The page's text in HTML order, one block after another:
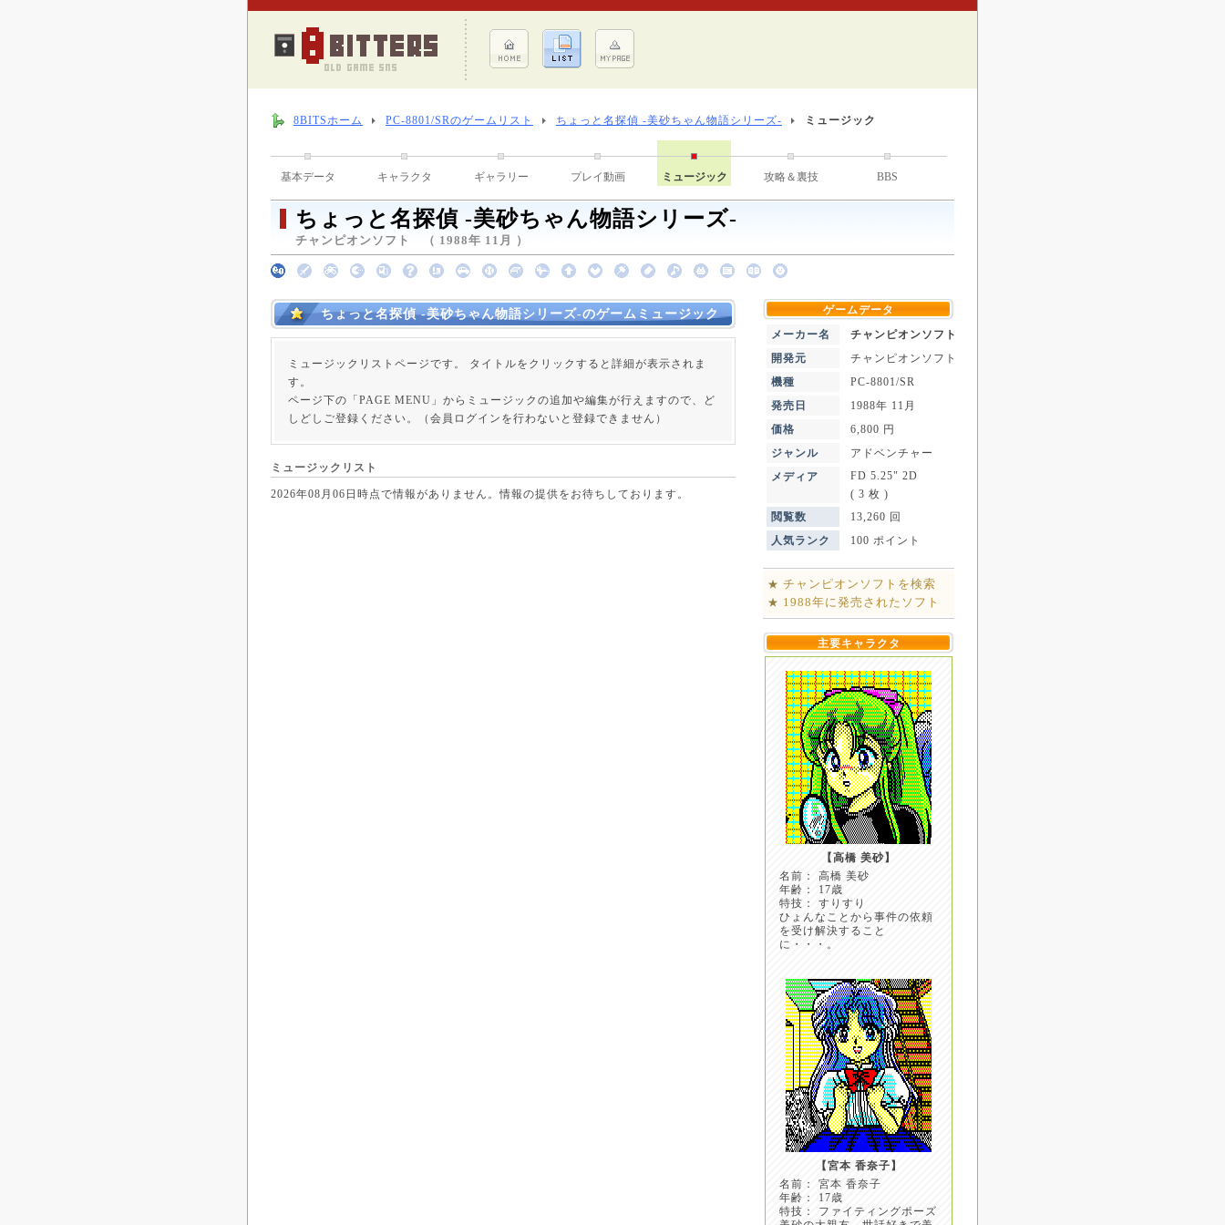
8BITSホーム PC-8801/SRのゲームリスト ちょっと名探偵 -美砂ちゃん物語シリーズ- ミュージック
基本データ キャラクタ ギャラリー プレイ動画 ミュージック 攻略＆裏技 BBS
ちょっと名探偵 -美砂ちゃん物語シリーズ-
チャンピオンソフト （ 1988年 11月 ）
ちょっと名探偵 -美砂ちゃん物語シリーズ-のゲームミュージック
ミュージックリストページです。 タイトルをクリックすると詳細が表示されま
す。
ページ下の「PAGE MENU」からミュージックの追加や編集が行えますので、ど
しどしご登録ください。（会員ログインを行わないと登録できません）
ミュージックリスト
2026年08月06日時点で情報がありません。情報の提供をお待ちしております。
ゲームデータ
メーカー名
チャンピオンソフト
開発元
チャンピオンソフト
機種
PC-8801/SR
発売日
1988年 11月
価格
6,800 円
ジャンル
アドベンチャー
メディア
FD 5.25" 2D
( 3 枚 )
閲覧数
13,260 回
人気ランク
100 ポイント
★ チャンピオンソフトを検索
★ 1988年に発売されたソフト
主要キャラクタ
【高橋 美砂】
名前： 高橋 美砂
年齢： 17歳
特技： すりすり
ひょんなことから事件の依頼
を受け解決すること
に・・・。
【宮本 香奈子】
名前： 宮本 香奈子
年齢： 17歳
特技： ファイティングポーズ